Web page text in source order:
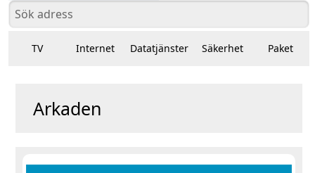
TV Internet Datatjänster Säkerhet Paket
Arkaden